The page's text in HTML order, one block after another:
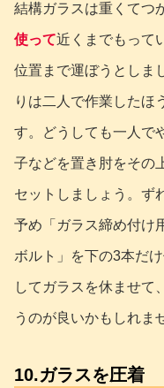
結構ガラスは重くてつ
使って近くまでもって
位置まで運ぼうとしま
りは二人で作業したほ
す。どうしても一人で
子などを置き肘をその
セットしましょう。ず
予め「ガラス締め付け
ボルト」を下の3本だ
してガラスを休ませて
うのが良いかもしれま
10.ガラスを圧着